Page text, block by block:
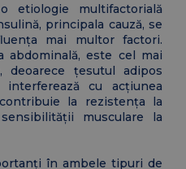
multifactorială
principala cauză, se
mai multor factori.
abdominală, este cel mai
țesutul adipos
cu acțiunea
la rezistența la
musculare la
în ambele tipuri de